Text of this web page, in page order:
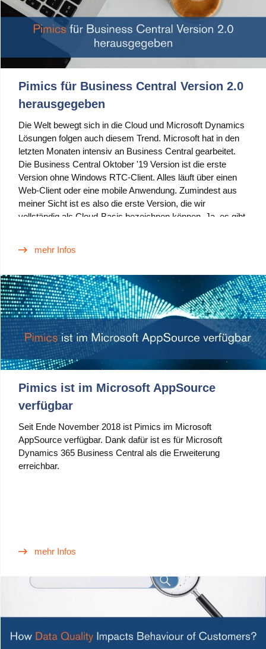
Pimics für Business Central Version 2.0
herausgegeben
Die Welt bewegt sich in die Cloud und Microsoft Dynamics
Lösungen folgen auch diesem Trend. Microsoft hat in den
letzten Monaten intensiv an Business Central gearbeitet.
Die Business Central Oktober '19 Version ist die erste
Version ohne Windows RTC-Client. Alles läuft über einen
Web-Client oder eine mobile Anwendung. Zumindest aus
meiner Sicht ist es also die erste Version, die wir
vollständig als Cloud-Basis bezeichnen können. Ja, es gibt
müssen vorankommen und Microsoft-Schritten folgen. Wir
herausgegeben. Diese Version ist derzeit in AppSource
verfügbar und mit der neuesten Business Central Version
kompatibel.
mehr Infos
Pimics ist im Microsoft AppSource
verfügbar
Seit Ende November 2018 ist Pimics im Microsoft
AppSource verfügbar. Dank dafür ist es für Microsoft
Dynamics 365 Business Central als die Erweiterung
erreichbar.
mehr Infos